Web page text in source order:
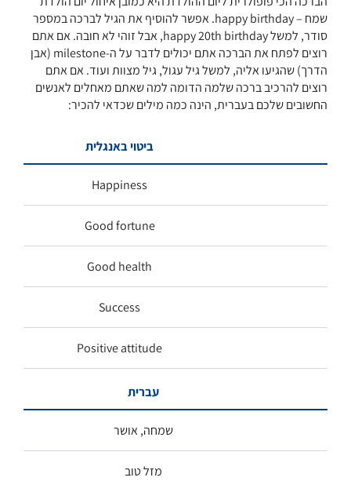
שמח – happy birthday. אפשר להוסיף את הגיל לברכה במספר
סודר, למשל happy 20th birthday, אבל זוהי לא חובה. אם אתם
רוצים לפתח את הברכה אתם יכולים לדבר על ה-milestone (אבן
הדרך) שהגיעו אליה, למשל גיל עגול, גיל מצוות ועוד. אם אתם
רוצים להרכיב ברכה שלמה הדומה למה שאתם מאחלים לאנשים
החשובים שלכם בעברית, הינה כמה מילים שכדאי להכיר:
ביטוי באנגלית
Happiness
Good fortune
Good health
Success
Positive attitude
עברית
שמחה, אושר
מזל טוב